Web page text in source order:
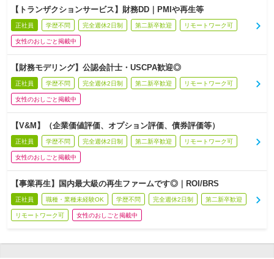
【トランザクションサービス】財務DD｜PMIや再生等
正社員 学歴不問 完全週休2日制 第二新卒歓迎 リモートワーク可
女性のおしごと掲載中
【財務モデリング】公認会計士・USCPA歓迎◎
正社員 学歴不問 完全週休2日制 第二新卒歓迎 リモートワーク可
女性のおしごと掲載中
【V&M】（企業価値評価、オプション評価、債券評価等）
正社員 学歴不問 完全週休2日制 第二新卒歓迎 リモートワーク可
女性のおしごと掲載中
【事業再生】国内最大級の再生ファームです◎｜ROI/BRS
正社員 職種・業種未経験OK 学歴不問 完全週休2日制 第二新卒歓迎
リモートワーク可 女性のおしごと掲載中